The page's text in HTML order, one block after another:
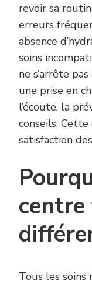
revoir sa
erreurs
absence
soins
ne s’arrête
une prise en
l’écoute, la
conseils.
satisfaction
Tous les soins